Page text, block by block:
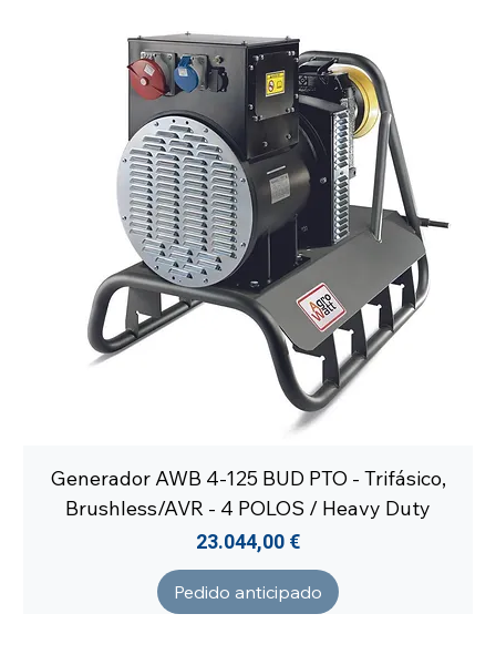
Generador AWB 4-125 BUD PTO - Trifásico,
Brushless/AVR - 4 POLOS / Heavy Duty
Precio
23.044,00 €
Pedido anticipado